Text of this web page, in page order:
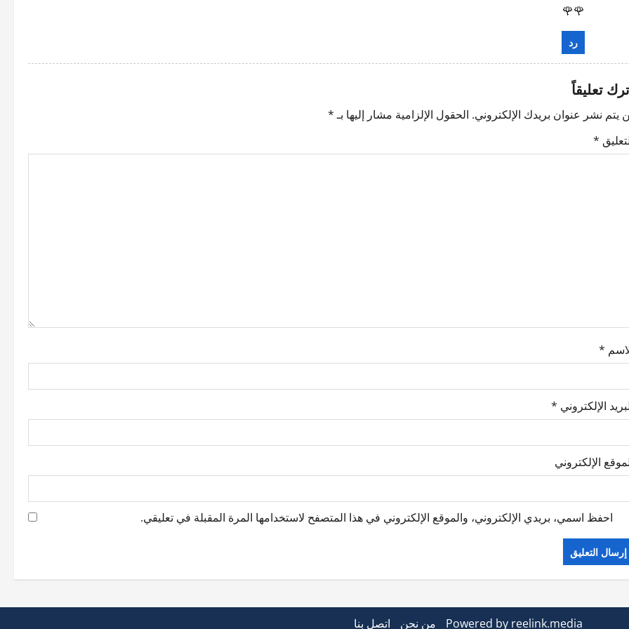
🌹🌹
رد
تعليقاً
يتم نشر عنوان بريدك الإلكتروني. الحقول الإلزامية مشار إليها بـ*
*
*
الإلكتروني *
الإلكتروني
احفظ اسمي، بريدي الإلكتروني، والموقع الإلكتروني في هذا المتصفح لاستخدامها المرة المقبلة في تعليقي.
Powered by reelink.media من نحن اتصل بنا